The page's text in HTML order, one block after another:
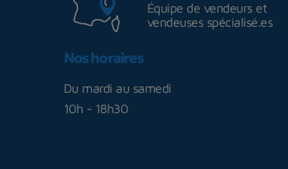
Équipe de vendeurs et
vendeuses spécialisé.es
Nos horaires
Du mardi au samedi
10h - 18h30